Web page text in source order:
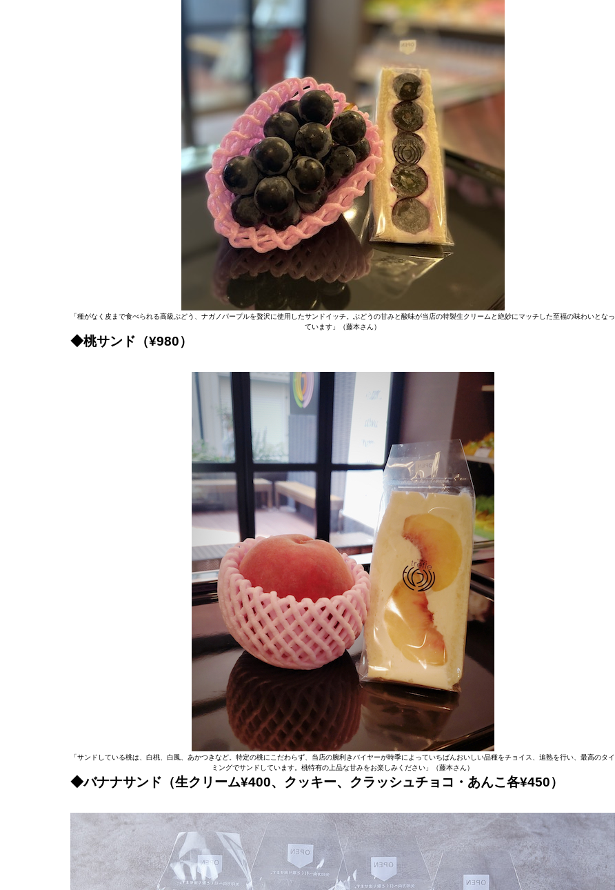
「種がなく皮まで食べられる高級ぶどう、ナガノパープルを贅沢に使用したサンドイッチ。ぶどうの甘みと酸味が当店の特製生クリームと絶妙にマッチした至福の味わいとなっ
ています」（藤本さん）
◆桃サンド（¥980）
「サンドしている桃は、白桃、白鳳、あかつきなど。特定の桃にこだわらず、当店の腕利きバイヤーが時季によっていちばんおいしい品種をチョイス、追熟を行い、最高のタイ
ミングでサンドしています。桃特有の上品な甘みをお楽しみください」（藤本さん）
◆バナナサンド（生クリーム¥400、クッキー、クラッシュチョコ・あんこ各¥450）